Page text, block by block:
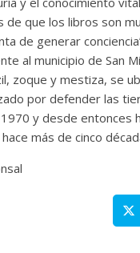
que los libros son
de generar
al municipio de San
zoque y mestiza, se
por defender las
y desde entonces
más de cinco